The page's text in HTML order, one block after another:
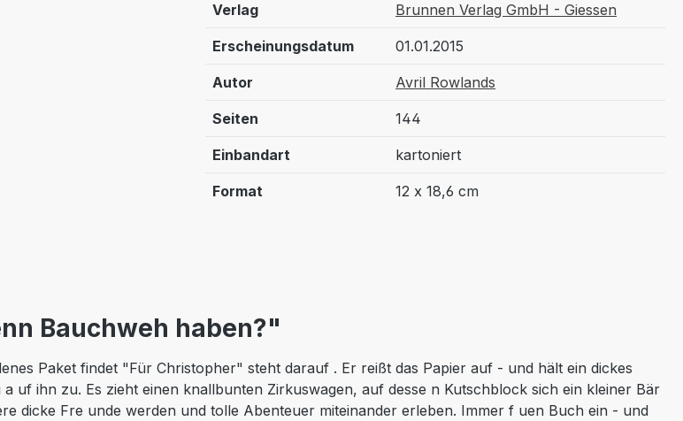
Verlag Brunnen Verlag GmbH - Giessen
Erscheinungsdatum 01.01.2015
Autor Avril Rowlands
Seiten 144
Einbandart kartoniert
Format 12 x 18,6 cm
Bauchweh haben?"
Paket findet "Für Christopher" steht darauf . Er reißt das Papier auf - und hält ein dickes
uf ihn zu. Es zieht einen knallbunten Zirkuswagen, auf desse n Kutschblock sich ein kleiner Bär
dicke Fre unde werden und tolle Abenteuer miteinander erleben. Immer f uen Buch ein - und